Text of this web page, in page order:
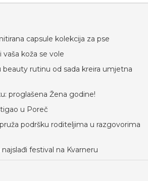
capsule kolekcija za pse
vaša koža se vole
beauty rutinu od sada kreira umjetna
proglašena Žena godine!
u Poreč
podršku roditeljima u razgovorima
festival na Kvarneru